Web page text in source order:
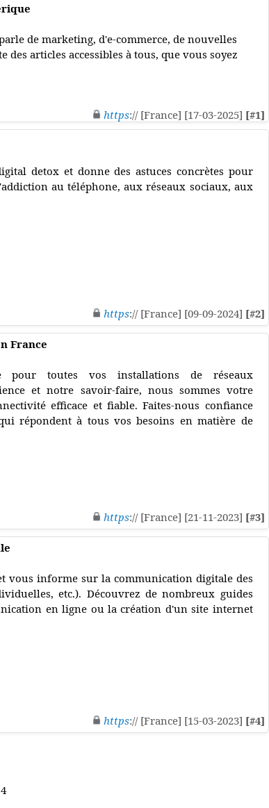
de marketing, d'e-commerce, de nouvelles
articles accessibles à tous, que vous soyez
https:// [France] [17-03-2025] [#1]
detox et donne des astuces concrètes pour
au téléphone, aux réseaux sociaux, aux
https:// [France] [09-09-2024] [#2]
France
pour toutes vos installations de réseaux
et notre savoir-faire, nous sommes votre
efficace et fiable. Faites-nous confiance
répondent à tous vos besoins en matière de
https:// [France] [21-11-2023] [#3]
vous informe sur la communication digitale des
etc.). Découvrez de nombreux guides
en ligne ou la création d'un site internet
https:// [France] [15-03-2023] [#4]